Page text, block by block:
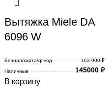
Вытяжка Miele DA
6096 W
Безнал/карта/qr-код
163 000 ₽
Наличные
145000 ₽
В корзину